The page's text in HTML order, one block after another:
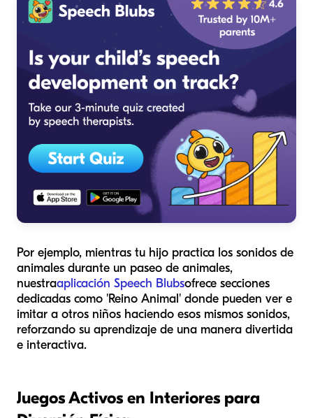
Por ejemplo, mientras tu hijo practica los sonidos de
animales durante un paseo de animales,
nuestraaplicación Speech Blubsofrece secciones
dedicadas como 'Reino Animal' donde pueden ver e
imitar a otros niños haciendo esos mismos sonidos,
reforzando su aprendizaje de una manera divertida
e interactiva.
Juegos Activos en Interiores para